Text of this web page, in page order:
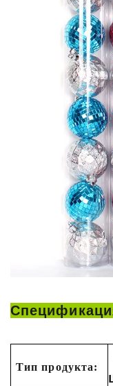
Тип продукта: